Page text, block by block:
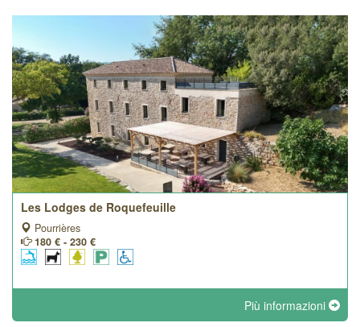
Les Lodges de Roquefeuille
Pourrières
180 € - 230 €
Più informazioni